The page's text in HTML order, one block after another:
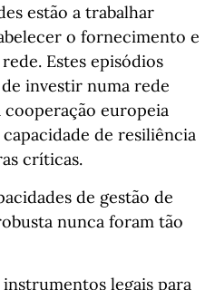
estão a trabalhar
o fornecimento e
Estes episódios
investir numa rede
europeia
de resiliência
críticas.
de gestão de
nunca foram tão
legais para